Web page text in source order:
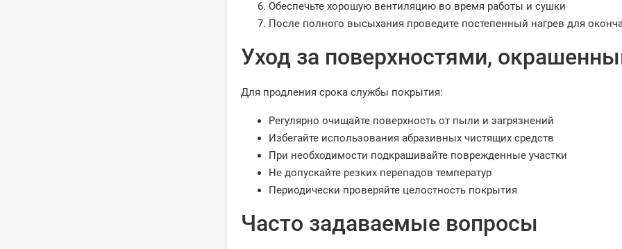
Обеспечьте хорошую вентиляцию во время работы и сушки
После полного высыхания проведите постепенный нагрев для
Уход за поверхностями,
Для продления срока службы покрытия:
Регулярно очищайте поверхность от пыли и загрязнений
Избегайте использования абразивных чистящих средств
При необходимости подкрашивайте поврежденные участки
Не допускайте резких перепадов температур
Периодически проверяйте целостность покрытия
Часто задаваемые вопросы